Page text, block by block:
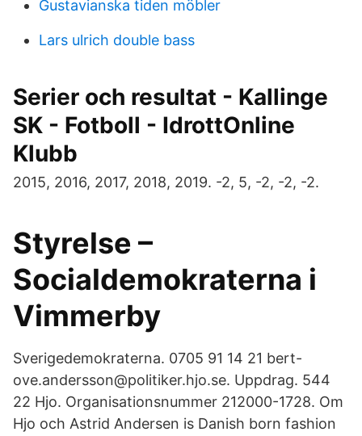
Gustavianska tiden möbler
Lars ulrich double bass
Serier och resultat - Kallinge
SK - Fotboll - IdrottOnline
Klubb
2015, 2016, 2017, 2018, 2019. -2, 5, -2, -2, -2.
Styrelse –
Socialdemokraterna i
Vimmerby
Sverigedemokraterna. 0705 91 14 21 bert-
ove.andersson@politiker.hjo.se. Uppdrag. 544
22 Hjo. Organisationsnummer 212000-1728. Om
Hjo och Astrid Andersen is Danish born fashion